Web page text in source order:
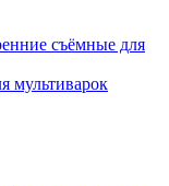
съёмные для
мультиварок